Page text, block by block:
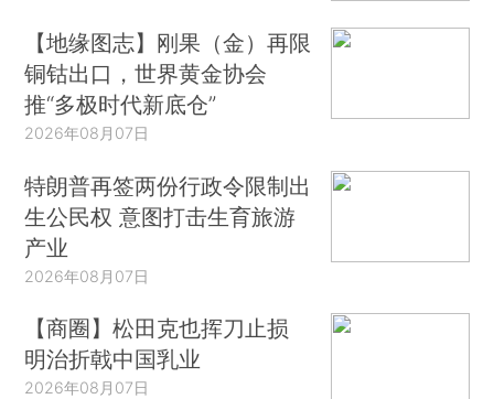
【地缘图志】刚果（金）再限
铜钴出口，世界黄金协会
推“多极时代新底仓”
2026年08月07日
特朗普再签两份行政令限制出
生公民权 意图打击生育旅游
产业
2026年08月07日
【商圈】松田克也挥刀止损
明治折戟中国乳业
2026年08月07日